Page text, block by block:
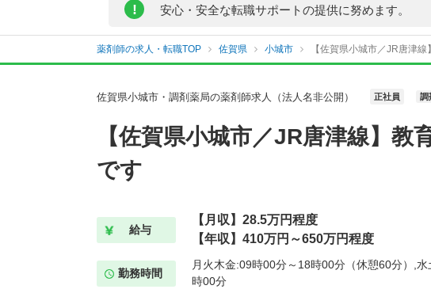
! 安心・安全な転職サポートの提供に努めます。
薬剤師の求人・転職TOP 佐賀県 小城市 【佐賀県小城市／JR唐津
佐賀県小城市・調剤薬局の薬剤師求人（法人名非公開） 正社員 調
【佐賀県小城市／JR唐津線】
です
給与
【月収】28.5万円程度
【年収】410万円～650万円程度
勤務時間
月火木金:09時00分～18時00分（休憩60分）,
時00分